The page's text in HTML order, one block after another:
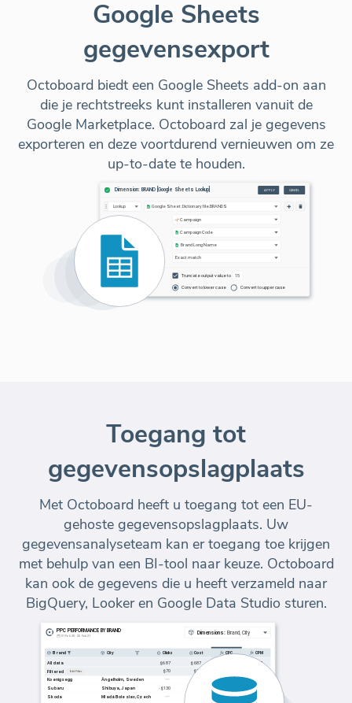
Google Sheets
gegevensexport
Octoboard biedt een Google Sheets add-on aan
die je rechtstreeks kunt installeren vanuit de
Google Marketplace. Octoboard zal je gegevens
exporteren en deze voortdurend vernieuwen om ze
up-to-date te houden.
Toegang tot
gegevensopslagplaats
Met Octoboard heeft u toegang tot een EU-
gehoste gegevensopslagplaats. Uw
gegevensanalyseteam kan er toegang toe krijgen
met behulp van een BI-tool naar keuze. Octoboard
kan ook de gegevens die u heeft verzameld naar
BigQuery, Looker en Google Data Studio sturen.